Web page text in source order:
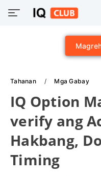
Tahanan Mga Gabay
IQ Option
verify ang
Hakbang,
Timing